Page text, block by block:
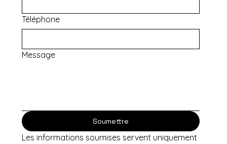
Téléphone
Message
Soumettre
Les informations soumises servent uniquement